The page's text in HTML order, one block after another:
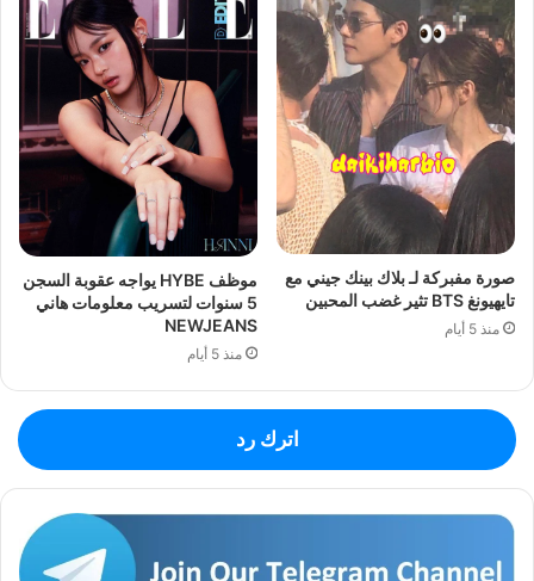
صورة مفبركة لـ بلاك بينك جيني مع
تايهيونغ BTS تثير غضب المحبين
منذ 5 أيام
موظف HYBE يواجه عقوبة السجن
5 سنوات لتسريب معلومات هاني
NEWJEANS
منذ 5 أيام
اترك رد